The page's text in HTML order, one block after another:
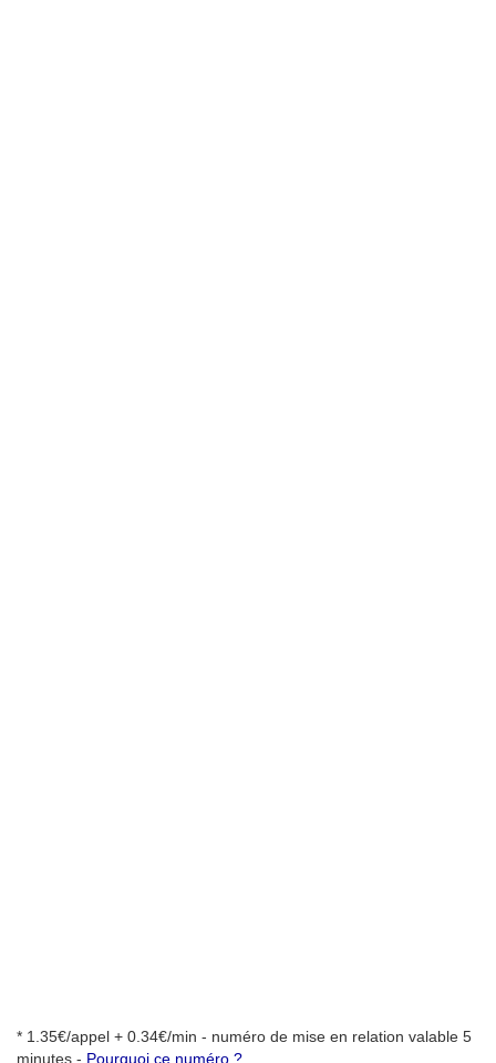
* 1.35€/appel + 0.34€/min - numéro de mise en relation valable 5
minutes - Pourquoi ce numéro ?